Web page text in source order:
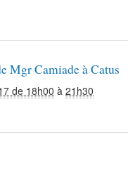
Mgr Camiade à Catus
de 18h00 à 21h30